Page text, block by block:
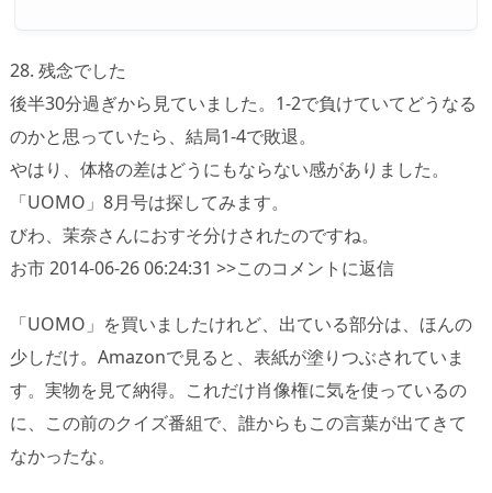
28. 残念でした
後半30分過ぎから見ていました。1-2で負けていてどうなる
のかと思っていたら、結局1-4で敗退。
やはり、体格の差はどうにもならない感がありました。
「UOMO」8月号は探してみます。
びわ、茉奈さんにおすそ分けされたのですね。
お市 2014-06-26 06:24:31 >>このコメントに返信
「UOMO」を買いましたけれど、出ている部分は、ほんの
少しだけ。Amazonで見ると、表紙が塗りつぶされていま
す。実物を見て納得。これだけ肖像権に気を使っているの
に、この前のクイズ番組で、誰からもこの言葉が出てきて
なかったな。